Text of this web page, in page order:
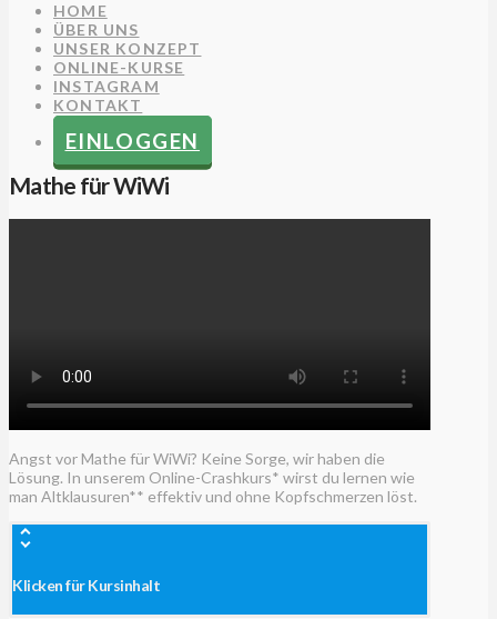
HOME
ÜBER UNS
UNSER KONZEPT
ONLINE-KURSE
INSTAGRAM
KONTAKT
EINLOGGEN
Mathe für WiWi
Angst vor Mathe für WiWi? Keine Sorge, wir haben die
Lösung. In unserem Online-Crashkurs* wirst du lernen wie
man Altklausuren** effektiv und ohne Kopfschmerzen löst.
Klicken für Kursinhalt